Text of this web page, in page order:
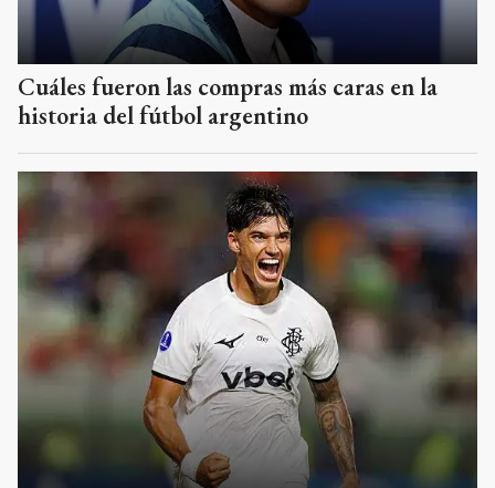
Cuáles fueron las compras más caras en la
historia del fútbol argentino